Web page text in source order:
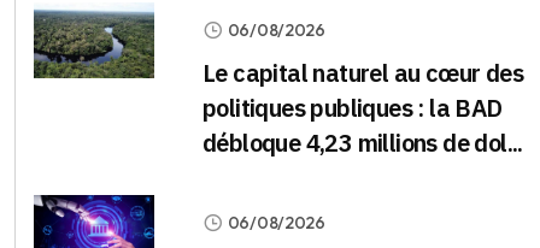
06/08/2026
Le capital naturel au cœur des
politiques publiques : la BAD
débloque 4,23 millions de dol...
06/08/2026